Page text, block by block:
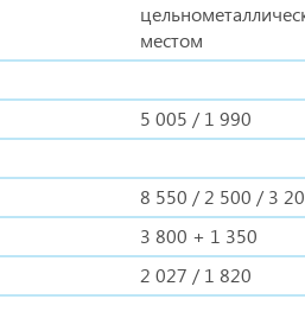
местом
5 005 / 1 990
8 550 / 2 500 / 3
3 800 + 1 350
2 027 / 1 820